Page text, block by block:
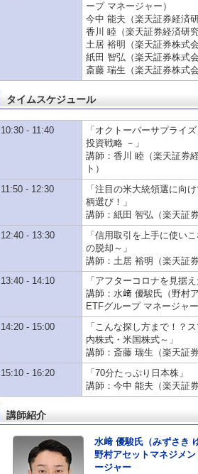
ープ マネージャー）
今中 能夫（楽天証券経済
香川 睦（楽天証券経済研
土居 裕明（楽天証券株式
紙田 智弘（楽天証券株式
斎藤 瑞生（楽天証券株式
タイムスケジュール
10:30 - 11:40
「オクトーバーサプライ
投資戦略 －」
講師：香川 睦（楽天証券
ト）
11:50 - 12:30
「注目の米大統領選に向
柄選び！」
講師：紙田 智弘（楽天証
12:40 - 13:30
「信用取引を上手に使い
の脱却～」
講師：土居 裕明（楽天証
13:40 - 14:10
「アフターコロナを見据え
講師：水﨑 優駿氏（野村
ETFグループ マネージャー
14:20 - 15:00
「こんな探し方まで！？
内株式・米国株式～」
講師：斎藤 瑞生（楽天証
15:10 - 16:20
「70分たっぷり日本株」
講師：今中 能夫（楽天証
講師紹介
水﨑 優駿氏（みずさき
野村アセットマネジメ
ージャー